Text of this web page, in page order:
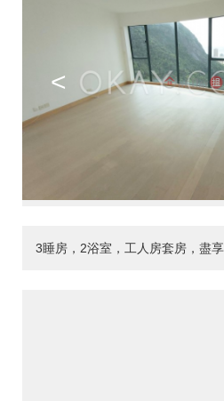
<
3睡房，2浴室，工人房套房，盡